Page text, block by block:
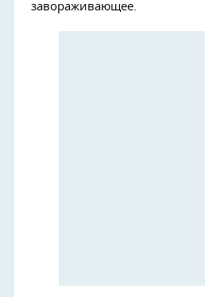
завораживающее.